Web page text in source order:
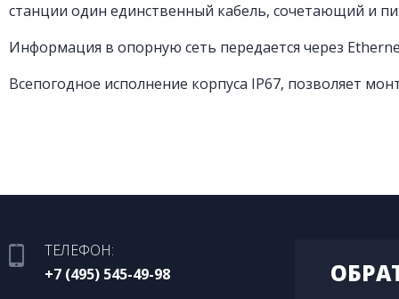
станции один единственный кабель, сочетающий и
Информация в опорную сеть передается через
Всепогодное исполнение корпуса IP67, позволяет
ТЕЛЕФОН:
+7 (495) 545-49-98